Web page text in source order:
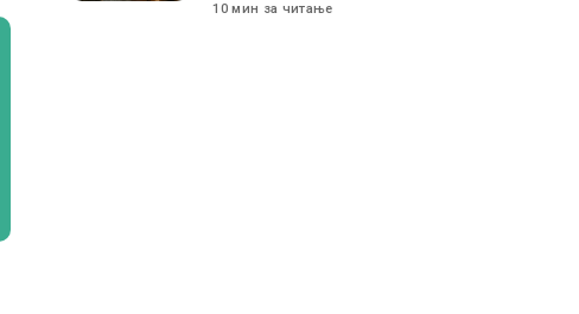
10 мин за читање